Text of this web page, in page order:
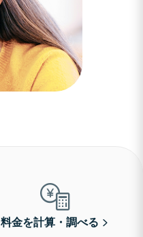
料金を計算・調べる